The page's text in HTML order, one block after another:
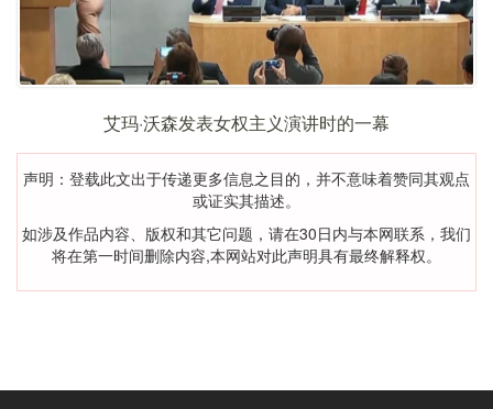
艾玛·沃森发表女权主义演讲时的一幕
声明：登载此文出于传递更多信息之目的，并不意味着赞同其观点
或证实其描述。
如涉及作品内容、版权和其它问题，请在30日内与本网联系，我们
将在第一时间删除内容,本网站对此声明具有最终解释权。